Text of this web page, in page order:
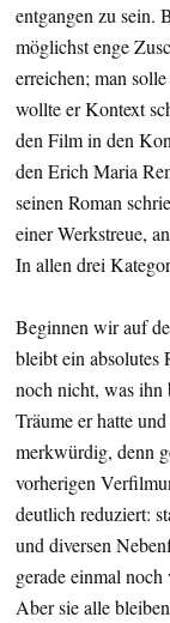
entgangen zu sein.
möglichst enge
erreichen; man
wollte er Kontext
den Film in den
den Erich Maria
seinen Roman
einer Werkstreue,
In allen drei
Beginnen wir auf
bleibt ein
noch nicht, was
Träume er hatte
merkwürdig, denn
vorherigen
deutlich reduziert:
und diversen
gerade einmal
Aber sie alle